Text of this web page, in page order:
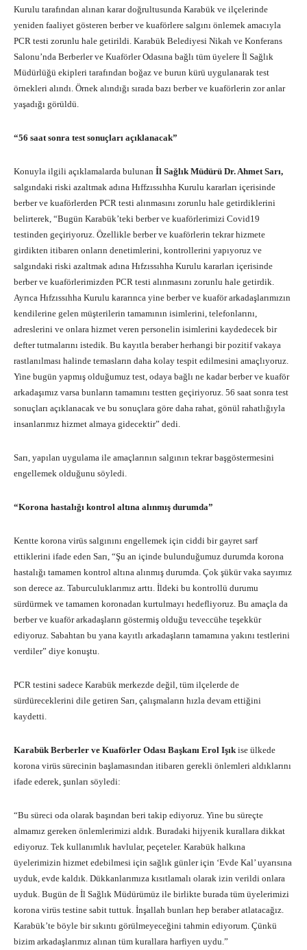
Kurulu tarafından alınan karar doğrultusunda Karabük ve ilçelerinde
yeniden faaliyet gösteren berber ve kuaförlere salgını önlemek amacıyla
PCR testi zorunlu hale getirildi. Karabük Belediyesi Nikah ve Konferans
Salonu’nda Berberler ve Kuaförler Odasına bağlı tüm üyelere İl Sağlık
Müdürlüğü ekipleri tarafından boğaz ve burun kürü uygulanarak test
örnekleri alındı. Örnek alındığı sırada bazı berber ve kuaförlerin zor anlar
yaşadığı görüldü.
“56 saat sonra test sonuçları açıklanacak”
Konuyla ilgili açıklamalarda bulunan İl Sağlık Müdürü Dr. Ahmet Sarı,
salgındaki riski azaltmak adına Hıffzıssıhha Kurulu kararları içerisinde
berber ve kuaförlerden PCR testi alınmasını zorunlu hale getirdiklerini
belirterek, “Bugün Karabük’teki berber ve kuaförlerimizi Covid19
testinden geçiriyoruz. Özellikle berber ve kuaförlerin tekrar hizmete
girdikten itibaren onların denetimlerini, kontrollerini yapıyoruz ve
salgındaki riski azaltmak adına Hıfzıssıhha Kurulu kararları içerisinde
berber ve kuaförlerimizden PCR testi alınmasını zorunlu hale getirdik.
Ayrıca Hıfzıssıhha Kurulu kararınca yine berber ve kuaför arkadaşlarımızın
kendilerine gelen müşterilerin tamamının isimlerini, telefonlarını,
adreslerini ve onlara hizmet veren personelin isimlerini kaydedecek bir
defter tutmalarını istedik. Bu kayıtla beraber herhangi bir pozitif vakaya
rastlanılması halinde temasların daha kolay tespit edilmesini amaçlıyoruz.
Yine bugün yapmış olduğumuz test, odaya bağlı ne kadar berber ve kuaför
arkadaşımız varsa bunların tamamını testten geçiriyoruz. 56 saat sonra test
sonuçları açıklanacak ve bu sonuçlara göre daha rahat, gönül rahatlığıyla
insanlarımız hizmet almaya gidecektir” dedi.
Sarı, yapılan uygulama ile amaçlarının salgının tekrar başgöstermesini
engellemek olduğunu söyledi.
“Korona hastalığı kontrol altına alınmış durumda”
Kentte korona virüs salgınını engellemek için ciddi bir gayret sarf
ettiklerini ifade eden Sarı, “Şu an içinde bulunduğumuz durumda korona
hastalığı tamamen kontrol altına alınmış durumda. Çok şükür vaka sayımız
son derece az. Taburculuklarımız arttı. İldeki bu kontrollü durumu
sürdürmek ve tamamen koronadan kurtulmayı hedefliyoruz. Bu amaçla da
berber ve kuaför arkadaşların göstermiş olduğu teveccühe teşekkür
ediyoruz. Sabahtan bu yana kayıtlı arkadaşların tamamına yakını testlerini
verdiler” diye konuştu.
PCR testini sadece Karabük merkezde değil, tüm ilçelerde de
sürdüreceklerini dile getiren Sarı, çalışmaların hızla devam ettiğini
kaydetti.
Karabük Berberler ve Kuaförler Odası Başkanı Erol Işık ise ülkede
korona virüs sürecinin başlamasından itibaren gerekli önlemleri aldıklarını
ifade ederek, şunları söyledi:
“Bu süreci oda olarak başından beri takip ediyoruz. Yine bu süreçte
almamız gereken önlemlerimizi aldık. Buradaki hijyenik kurallara dikkat
ediyoruz. Tek kullanımlık havlular, peçeteler. Karabük halkına
üyelerimizin hizmet edebilmesi için sağlık günler için ‘Evde Kal’ uyarısına
uyduk, evde kaldık. Dükkanlarımıza kısıtlamalı olarak izin verildi onlara
uyduk. Bugün de İl Sağlık Müdürümüz ile birlikte burada tüm üyelerimizi
korona virüs testine sabit tuttuk. İnşallah bunları hep beraber atlatacağız.
Karabük’te böyle bir sıkıntı görülmeyeceğini tahmin ediyorum. Çünkü
bizim arkadaşlarımız alınan tüm kurallara harfiyen uydu.”